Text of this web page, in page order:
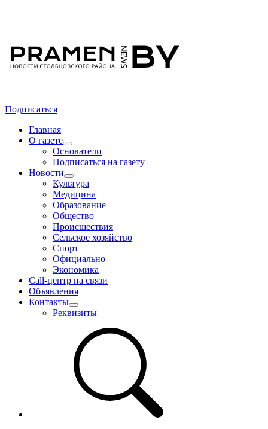
Подписаться
Главная
О газете
Основатели
Подписаться на газету
Новости
Культура
Медицина
Образование
Общество
Происшествия
Сельское хозяйство
Спорт
Официально
Экономика
Call-центр на связи
Объявления
Контакты
Реквизиты